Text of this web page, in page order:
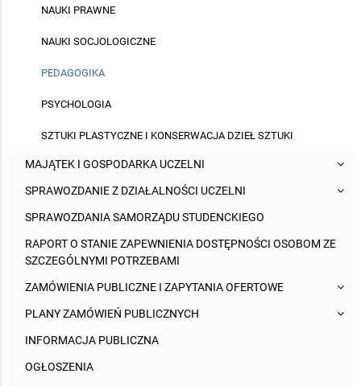
NAUKI PRAWNE
NAUKI SOCJOLOGICZNE
PEDAGOGIKA
PSYCHOLOGIA
SZTUKI PLASTYCZNE I KONSERWACJA DZIEŁ SZTUKI
MAJĄTEK I GOSPODARKA UCZELNI
SPRAWOZDANIE Z DZIAŁALNOŚCI UCZELNI
SPRAWOZDANIA SAMORZĄDU STUDENCKIEGO
RAPORT O STANIE ZAPEWNIENIA DOSTĘPNOŚCI OSOBOM ZE
SZCZEGÓLNYMI POTRZEBAMI
ZAMÓWIENIA PUBLICZNE I ZAPYTANIA OFERTOWE
PLANY ZAMÓWIEŃ PUBLICZNYCH
INFORMACJA PUBLICZNA
OGŁOSZENIA